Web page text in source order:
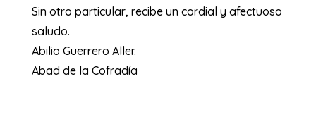
Sin otro particular, recibe un cordial y afectuoso
saludo.
Abilio Guerrero Aller.
Abad de la Cofradía